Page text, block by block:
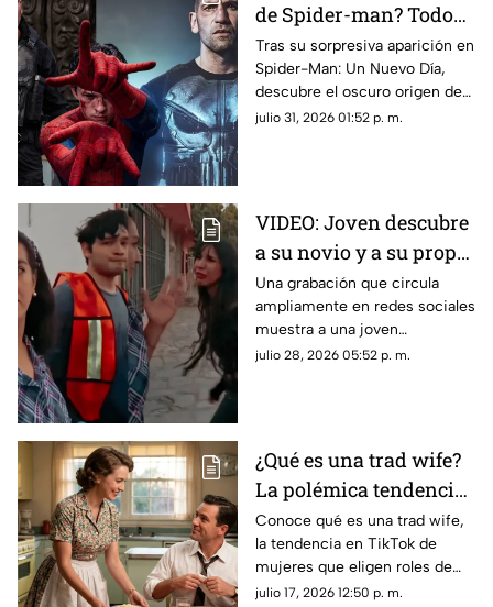
de Spider-man? Todo
sobre el oscuro pasado
de The Punisher
Tras su sorpresiva aparición en
Spider-Man: Un Nuevo Día,
descubre el oscuro origen de
Punisher, su paso por el MCU
julio 31, 2026 01:52 p. m.
VIDEO: Joven descubre
a su novio y a su propia
madre saliendo de
hotel
Una grabación que circula
ampliamente en redes sociales
muestra a una joven
enfrentando a su pareja y a su
julio 28, 2026 05:52 p. m.
¿Qué es una trad wife?
La polémica tendencia
VIRAL de amas de casa
Conoce qué es una trad wife,
la tendencia en TikTok de
mujeres que eligen roles de
género tradicionales y por qué
julio 17, 2026 12:50 p. m.